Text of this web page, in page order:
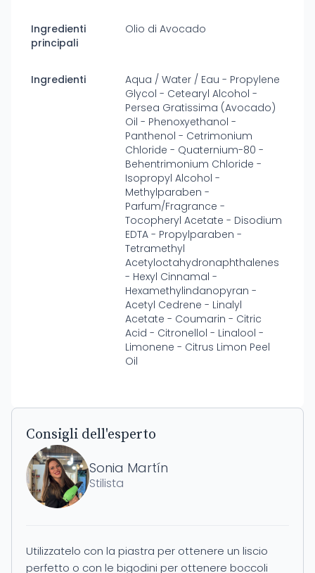
Ingredienti
principali
Olio di Avocado
Ingredienti
Aqua / Water / Eau - Propylene
Glycol - Cetearyl Alcohol -
Persea Gratissima (Avocado)
Oil - Phenoxyethanol -
Panthenol - Cetrimonium
Chloride - Quaternium-80 -
Behentrimonium Chloride -
Isopropyl Alcohol -
Methylparaben -
Parfum/Fragrance -
Tocopheryl Acetate - Disodium
EDTA - Propylparaben -
Tetramethyl
Acetyloctahydronaphthalenes
- Hexyl Cinnamal -
Hexamethylindanopyran -
Acetyl Cedrene - Linalyl
Acetate - Coumarin - Citric
Acid - Citronellol - Linalool -
Limonene - Citrus Limon Peel
Oil
Consigli dell'esperto
Sonia Martín
Stilista
Utilizzatelo con la piastra per ottenere un liscio
perfetto o con le bigodini per ottenere boccoli